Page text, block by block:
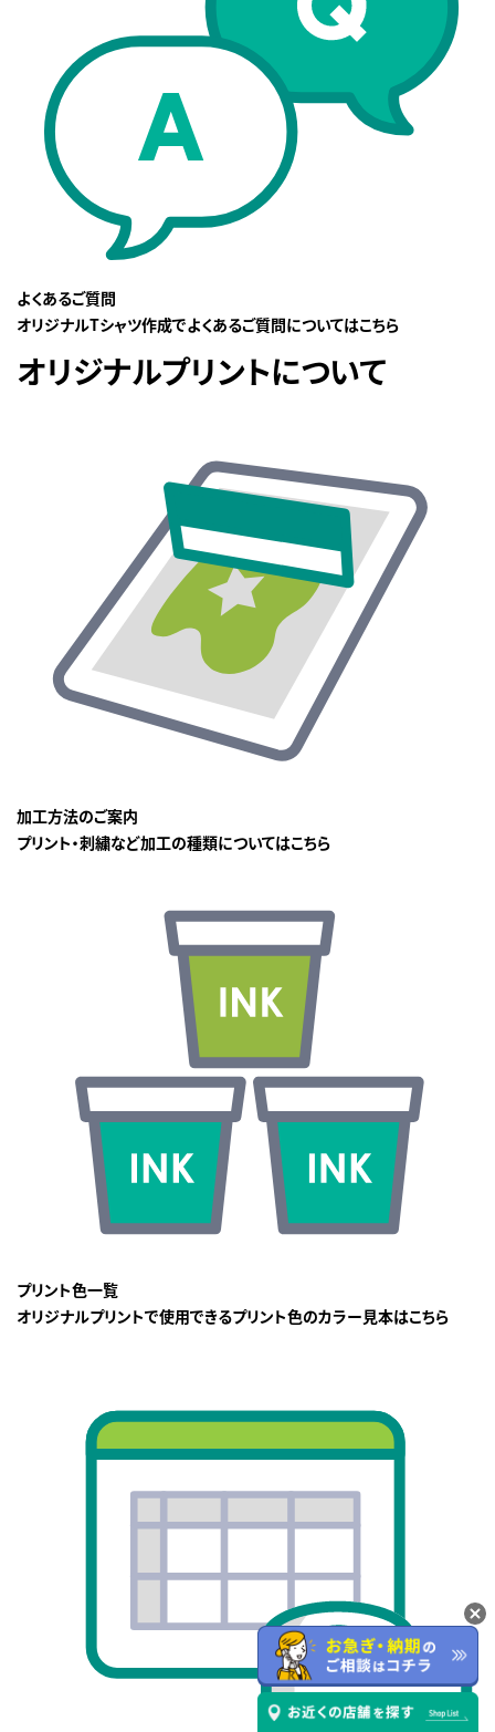
よくあるご質問
オリジナルTシャツ作成でよくあるご質問についてはこちら
オリジナルプリントについて
加工方法のご案内
プリント・刺繍など加工の種類についてはこちら
プリント色一覧
オリジナルプリントで使用できるプリント色のカラー見本はこちら